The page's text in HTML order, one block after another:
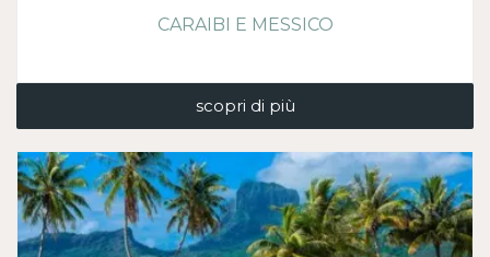
CARAIBI E MESSICO
scopri di più